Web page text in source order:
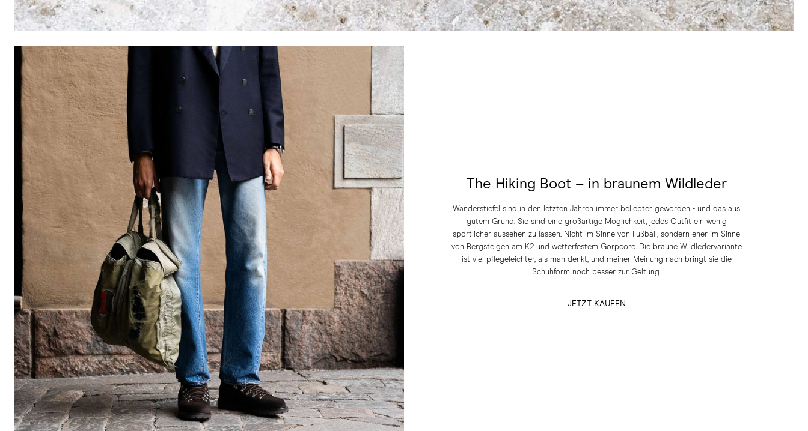
The Hiking Boot – in braunem Wildleder
Wanderstiefel sind in den letzten Jahren immer beliebter geworden - und das aus
gutem Grund. Sie sind eine großartige Möglichkeit, jedes Outfit ein wenig
sportlicher aussehen zu lassen. Nicht im Sinne von Fußball, sondern eher im Sinne
von Bergsteigen am K2 und wetterfestem Gorpcore. Die braune Wildledervariante
ist viel pflegeleichter, als man denkt, und meiner Meinung nach bringt sie die
Schuhform noch besser zur Geltung.
JETZT KAUFEN